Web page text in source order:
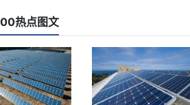
热点图文